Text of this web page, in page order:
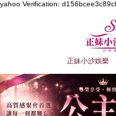
yahoo Verification:
正妹小沙娛樂